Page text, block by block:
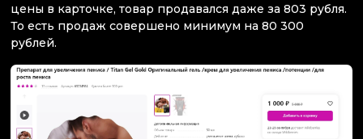
цены в карточке, товар продавался даже за 803 рубля.
То есть продаж совершено минимум на 80 300
рублей.